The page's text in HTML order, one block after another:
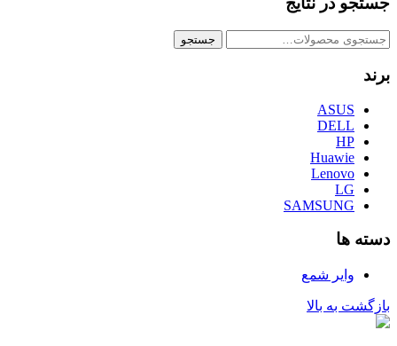
جستجو
جستجو
برند
ASUS
DELL
HP
Huawie
Lenovo
LG
SAMSUNG
دسته ها
وایر شمع
بازگشت به بالا